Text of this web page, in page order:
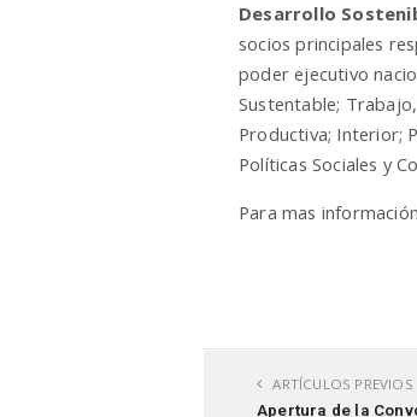
Desarrollo
socios principales
poder ejecutivo
Sustentable;
Productiva; Interior;
Políticas Sociales y
Para mas
ARTÍCULOS PREVIOS
Apertura de la